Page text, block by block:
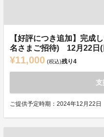
【好評につき追加】完成
名さまご招待) 12月22日(
¥11,000 (税込)残り4
支
ご提供予定時期：2024年12月22